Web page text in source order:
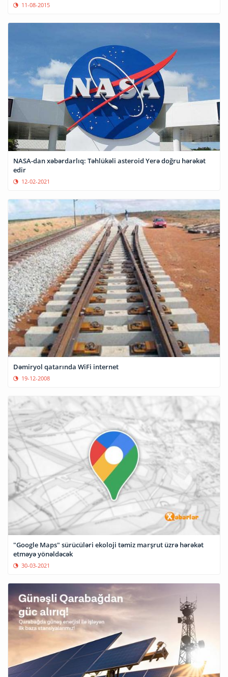
11-08-2015
NASA-dan xəbərdarlıq: Təhlükəli asteroid Yerə doğru hərəkət
edir
12-02-2021
Dəmiryol qatarında WiFi internet
19-12-2008
"Google Maps" sürücüləri ekoloji təmiz marşrut üzrə hərəkət
etməyə yönəldəcək
30-03-2021